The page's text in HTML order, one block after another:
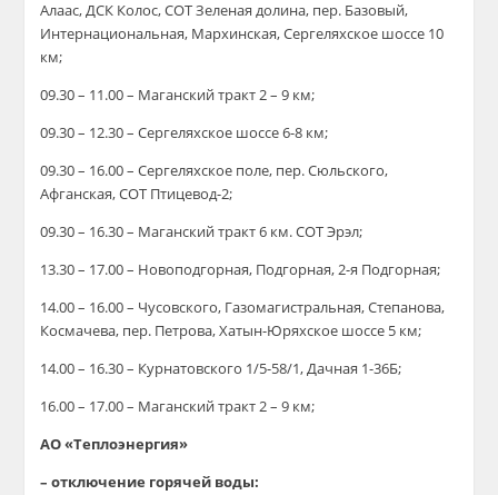
Алаас, ДСК Колос, СОТ Зеленая долина, пер. Базовый,
Интернациональная, Мархинская, Сергеляхское шоссе 10
км;
09.30 – 11.00 – Маганский тракт 2 – 9 км;
09.30 – 12.30 – Сергеляхское шоссе 6-8 км;
09.30 – 16.00 – Сергеляхское поле, пер. Сюльского,
Афганская, СОТ Птицевод-2;
09.30 – 16.30 – Маганский тракт 6 км. СОТ Эрэл;
13.30 – 17.00 – Новоподгорная, Подгорная, 2-я Подгорная;
14.00 – 16.00 – Чусовского, Газомагистральная, Степанова,
Космачева, пер. Петрова, Хатын-Юряхское шоссе 5 км;
14.00 – 16.30 – Курнатовского 1/5-58/1, Дачная 1-36Б;
16.00 – 17.00 – Маганский тракт 2 – 9 км;
АО «Теплоэнергия»
– отключение горячей воды: